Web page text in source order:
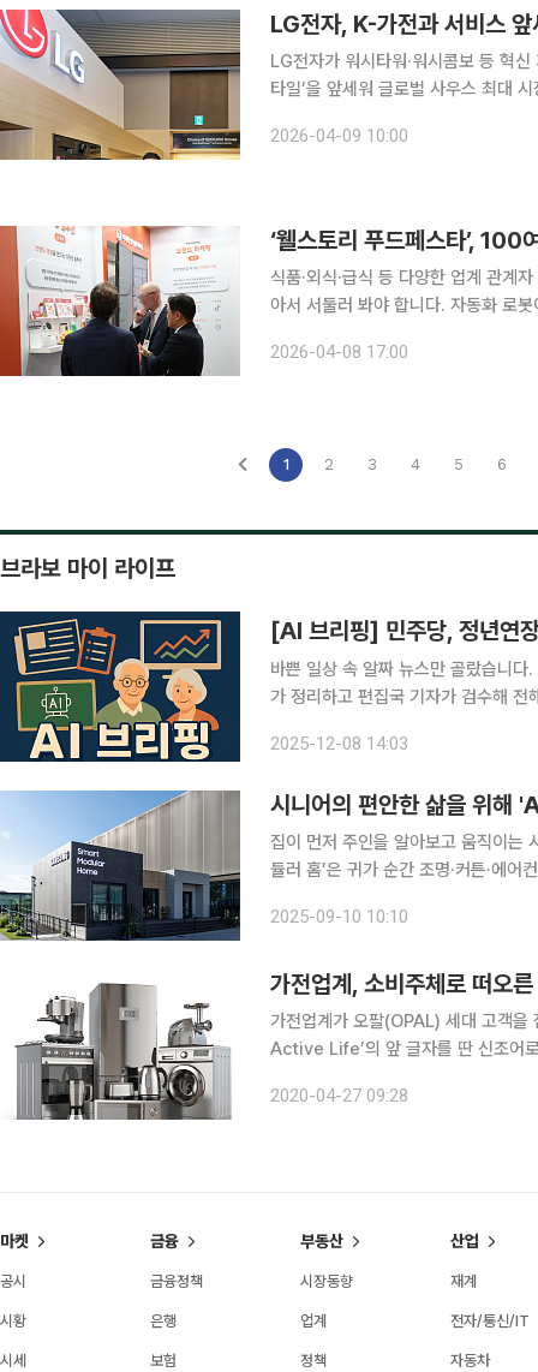
LG전자, K-가전과 서비스
LG전자가 워시타워·워시콤보 등 혁
타일’을 앞세워 글로벌 사우스 최대 시장인
하는 ‘LG 이노페스트 2026 아시아태
2026-04-09 10:00
식품·외식·급식 등 다양한 업계 관계자
아서 서둘러 봐야 합니다. 자동화 로봇이나 간편
막 직후부터 전국의 외식·급식 관계자
2026-04-08 17:00
1 2 3 4 5 6
브라보 마이 라이프
[AI 브리핑] 민주당, 정년연
바쁜 일상 속 알짜 뉴스만 골랐습니다
가 정리하고 편집국 기자가 검수해 전해드립니다. ◆민주당, 9일 정년연장
종안을 도출할 계획이며, 올해 안 입
2025-12-08 14:03
시니어의 편안한 삶을 위해
집이 먼저 주인을 알아보고 움직이는
듈러 홈’은 귀가 순간 조명·커튼·에
게도 생활의 번거로움을 줄이고 안전
2025-09-10 10:10
가전업계, 소비주체로 떠오
가전업계가 오팔(OPAL) 세대 고객
Active Life’의 앞 글자를 딴 신조어
와 제품을 유연하게 받아들인다. 이런
2020-04-27 09:28
마켓
공시
시황
시세
금융
금융정책
은행
보험
부동산
시장동향
업계
정책
산업
재계
전자/통신/IT
자동차